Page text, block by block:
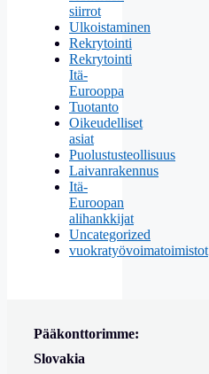
siirrot
Ulkoistaminen
Rekrytointi
Rekrytointi
Itä-
Eurooppa
Tuotanto
Oikeudelliset
asiat
Puolustusteollisuus
Laivanrakennus
Itä-
Euroopan
alihankkijat
Uncategorized
vuokratyövoimatoimistot
Pääkonttorimme:
Slovakia